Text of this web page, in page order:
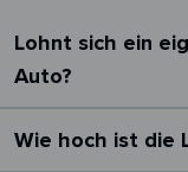
Lohnt sich ein
Auto?
Wie hoch ist die